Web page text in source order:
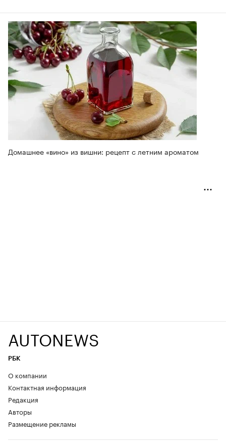
Домашнее «вино» из вишни: рецепт с летним ароматом
AUTONEWS
РБК
О компании
Контактная информация
Редакция
Авторы
Размещение рекламы